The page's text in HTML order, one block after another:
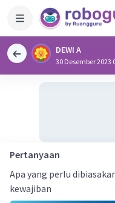
DEWI A
30 Desember 2023
Pertanyaan
Apa yang perlu
kewajiban